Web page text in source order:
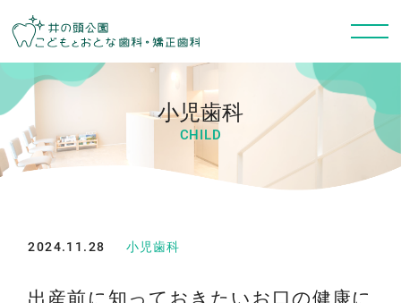
小児歯科
CHILD
2024.11.28 小児歯科
出産前に知っておきたいお口の健康に